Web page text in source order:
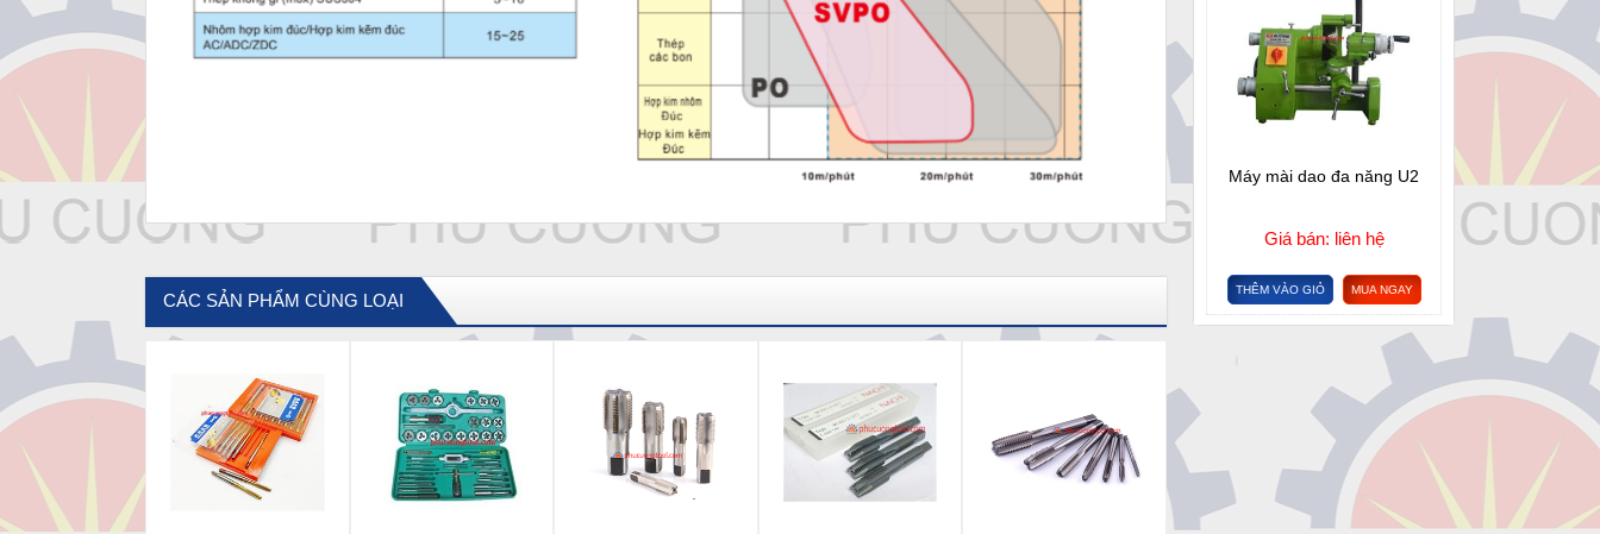
CÁC SẢN PHẨM CÙNG LOẠI
Máy mài dao đa năng U2
Giá bán: liên hệ
THÊM VÀO GIỎ MUA NGAY